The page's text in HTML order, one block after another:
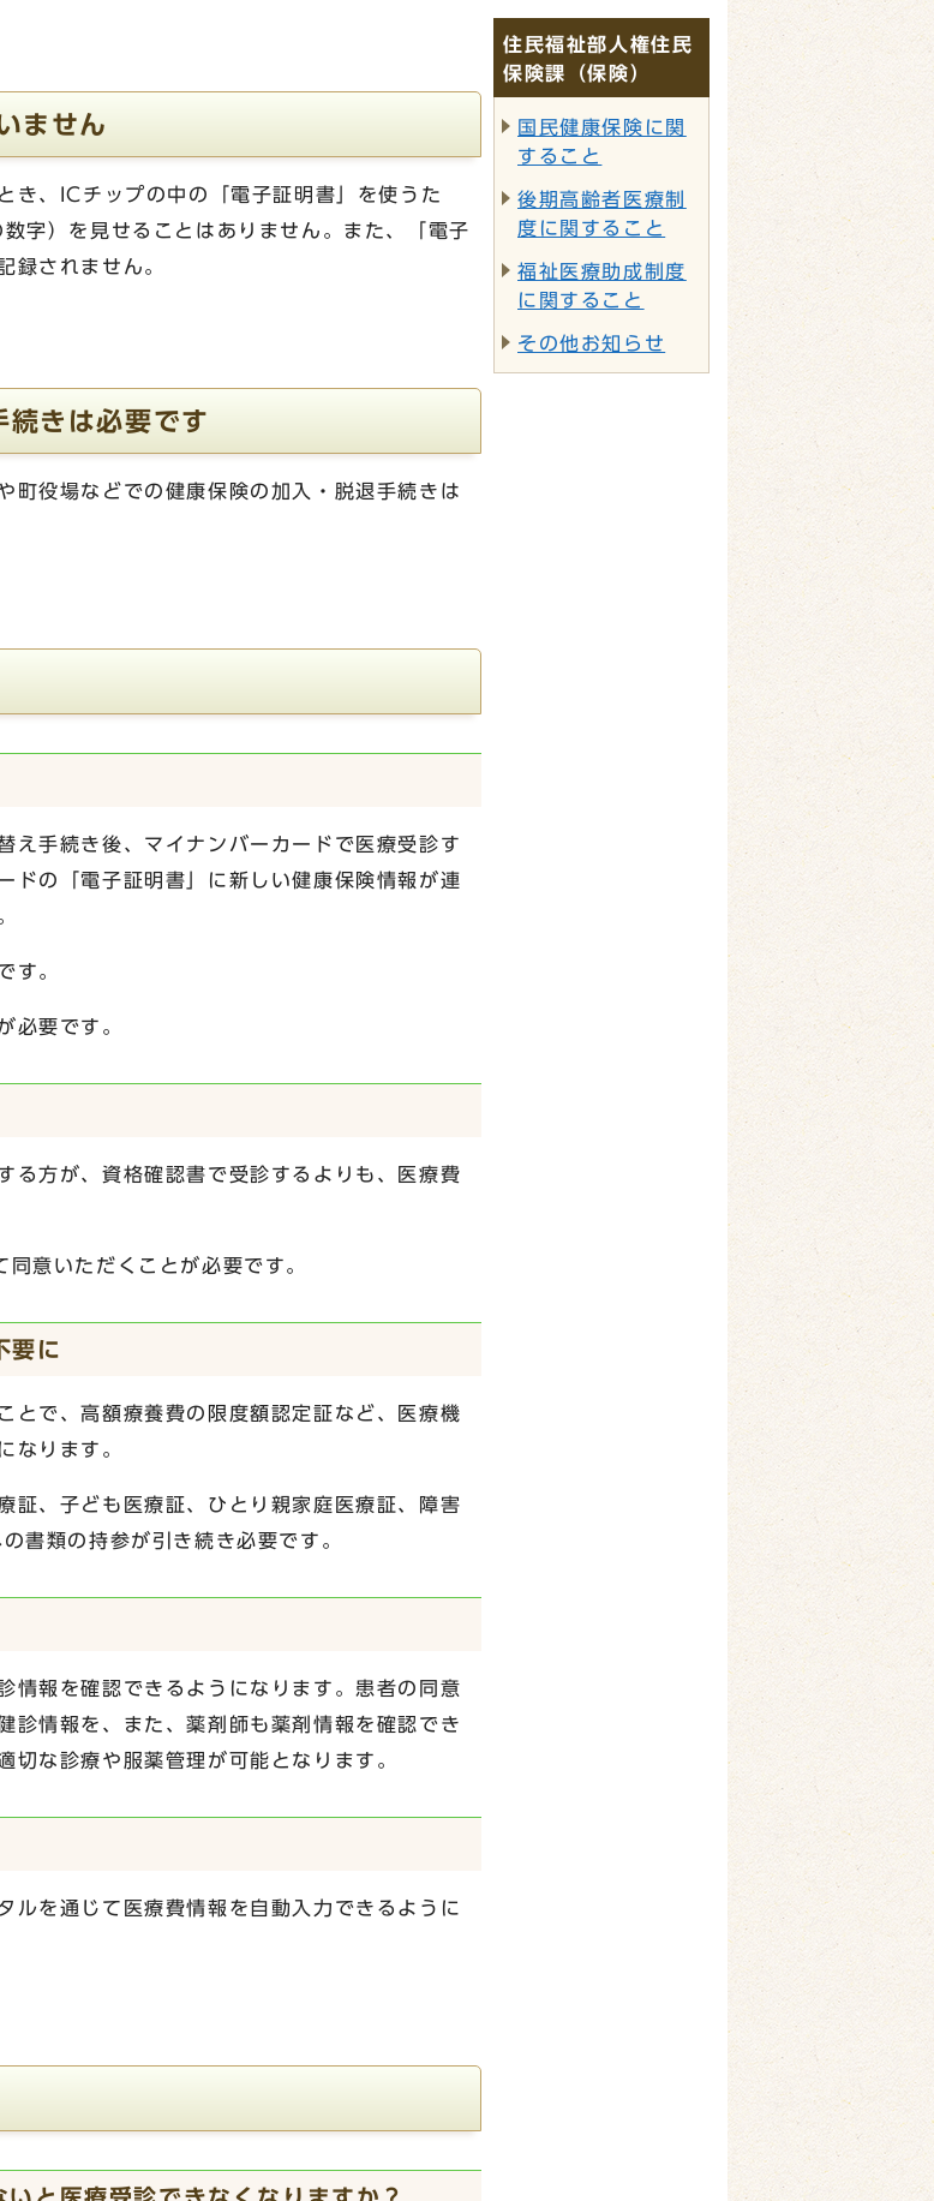
ません
き、ICチップの中の「電子証明書」を使うた
字）を見せることはありません。また、「電子
録されません。
きは必要です
町役場などでの健康保険の加入・脱退手続きは
え手続き後、マイナンバーカードで医療受診す
ドの「電子証明書」に新しい健康保険情報が連
す。
必要です。
る方が、資格確認書で受診するよりも、医療費
意いただくことが必要です。
要に
とで、高額療養費の限度額認定証など、医療機
なります。
、子ども医療証、ひとり親家庭医療証、障害
書類の持参が引き続き必要です。
情報を確認できるようになります。患者の同意
診情報を、また、薬剤師も薬剤情報を確認でき
切な診療や服薬管理が可能となります。
ルを通じて医療費情報を自動入力できるように
住民福祉部人権住民
保険課（保険）
国民健康保険に関
すること
後期高齢者医療制
度に関すること
福祉医療助成制度
に関すること
その他お知らせ